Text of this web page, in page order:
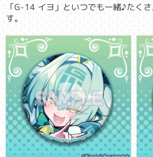
「G-14 イヨ」といつでも一緒♪たく
す。